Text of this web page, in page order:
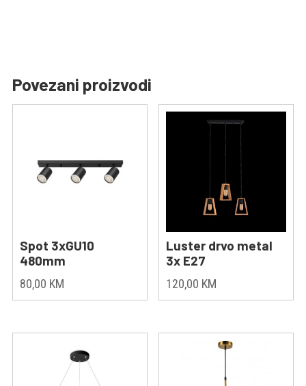
Povezani proizvodi
Spot 3xGU10
480mm
80,00 KM
Luster drvo metal
3x E27
120,00 KM